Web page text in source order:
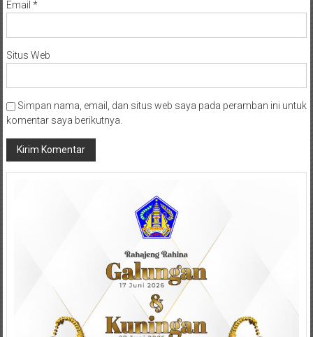
Email *
Situs Web
Simpan nama, email, dan situs web saya pada peramban ini untuk
komentar saya berikutnya.